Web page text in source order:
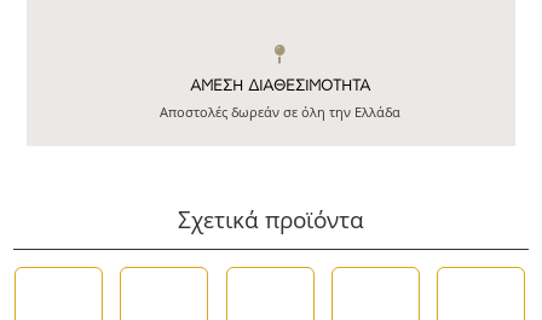
ΆΜΕΣΗ ΔΙΑΘΕΣΙΜΌΤΗΤΑ
Αποστολές δωρεάν σε όλη την Ελλάδα
Σχετικά προϊόντα